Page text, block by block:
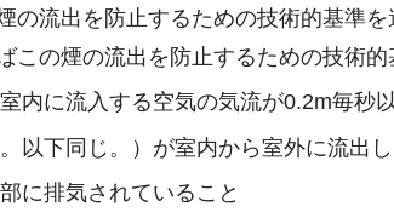
の流出を防止するための技術的基準を
この煙の流出を防止するための技術的
内に流入する空気の気流が0.2m毎秒
以下同じ。）が室内から室外に流出
に排気されていること